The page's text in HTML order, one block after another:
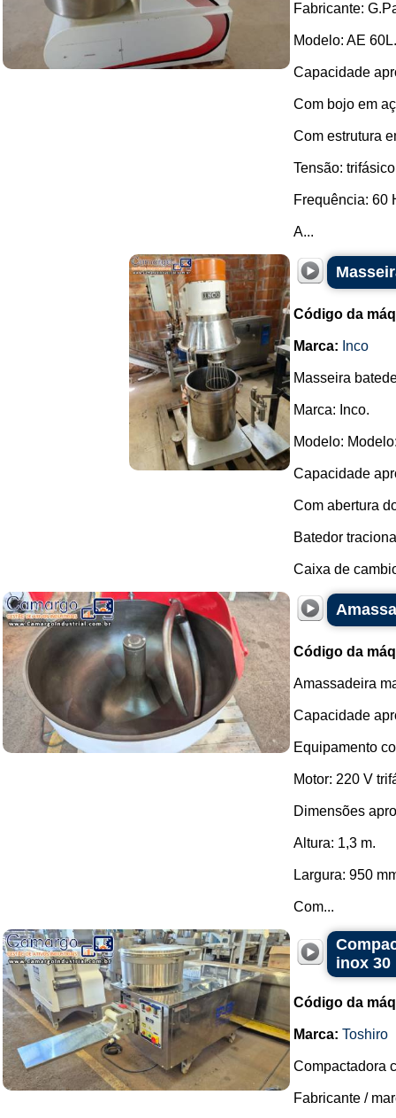
Fabricante:
Modelo: AE 60L.
Capacidade
Com bojo em
Com estrutura
Tensão:
Frequência: 60
A...
Código da
Marca: Inco
Masseira
Marca: Inco.
Modelo:
Capacidade
Com abertura
Batedor
Caixa de
Código da
Amassadeira
Capacidade
Equipamento
Motor: 220 V
Dimensões
Altura: 1,3 m.
Largura: 950
Com...
inox 30
Código da
Marca: Toshiro
Compactadora
Fabricante /